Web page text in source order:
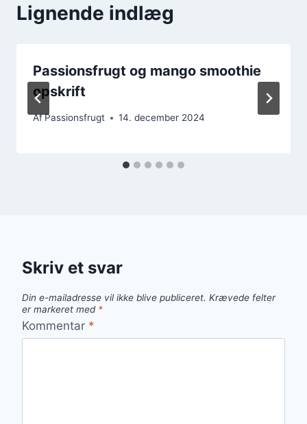
Lignende indlæg
Passionsfrugt og mango smoothie
opskrift
AfPassionsfrugt 14. december 2024
Skriv et svar
Din e-mailadresse vil ikke blive publiceret. Krævede felter
er markeret med *
Kommentar *